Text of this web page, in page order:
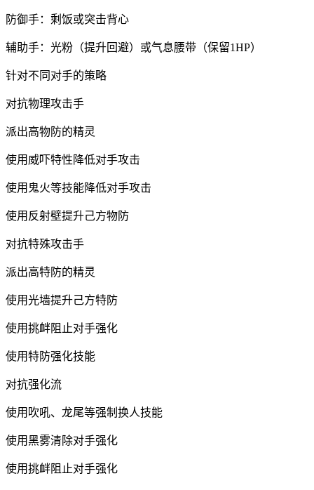
防御手：剩饭或突击背心
辅助手：光粉（提升回避）或气息腰带（保留1HP）
针对不同对手的策略
对抗物理攻击手
派出高物防的精灵
使用威吓特性降低对手攻击
使用鬼火等技能降低对手攻击
使用反射壁提升己方物防
对抗特殊攻击手
派出高特防的精灵
使用光墙提升己方特防
使用挑衅阻止对手强化
使用特防强化技能
对抗强化流
使用吹吼、龙尾等强制换人技能
使用黑雾清除对手强化
使用挑衅阻止对手强化